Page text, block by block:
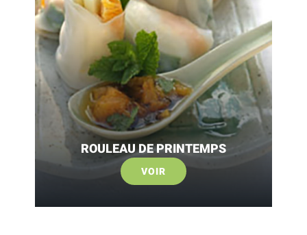
ROULEAU DE PRINTEMPS
VOIR